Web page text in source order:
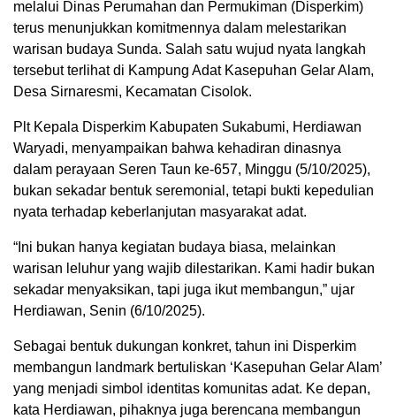
melalui Dinas Perumahan dan Permukiman (Disperkim)
terus menunjukkan komitmennya dalam melestarikan
warisan budaya Sunda. Salah satu wujud nyata langkah
tersebut terlihat di Kampung Adat Kasepuhan Gelar Alam,
Desa Sirnaresmi, Kecamatan Cisolok.
Plt Kepala Disperkim Kabupaten Sukabumi, Herdiawan
Waryadi, menyampaikan bahwa kehadiran dinasnya
dalam perayaan Seren Taun ke-657, Minggu (5/10/2025),
bukan sekadar bentuk seremonial, tetapi bukti kepedulian
nyata terhadap keberlanjutan masyarakat adat.
“Ini bukan hanya kegiatan budaya biasa, melainkan
warisan leluhur yang wajib dilestarikan. Kami hadir bukan
sekadar menyaksikan, tapi juga ikut membangun,” ujar
Herdiawan, Senin (6/10/2025).
Sebagai bentuk dukungan konkret, tahun ini Disperkim
membangun landmark bertuliskan ‘Kasepuhan Gelar Alam’
yang menjadi simbol identitas komunitas adat. Ke depan,
kata Herdiawan, pihaknya juga berencana membangun